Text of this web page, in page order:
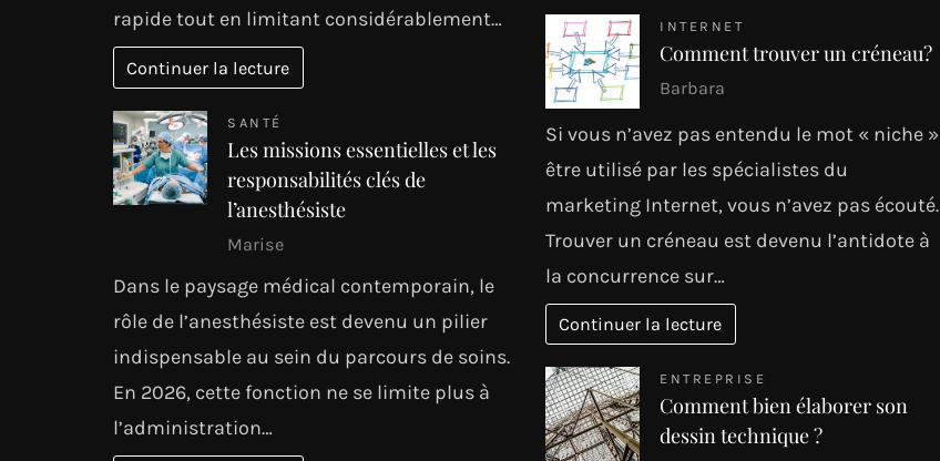
rapide tout en limitant considérablement…
Continuer la lecture
SANTÉ
Les missions essentielles et les
responsabilités clés de
l’anesthésiste
Marise
Dans le paysage médical contemporain, le
rôle de l’anesthésiste est devenu un pilier
indispensable au sein du parcours de soins.
En 2026, cette fonction ne se limite plus à
l’administration…
INTERNET
Comment trouver un créneau?
Barbara
Si vous n’avez pas entendu le mot « niche »
être utilisé par les spécialistes du
marketing Internet, vous n’avez pas écouté.
Trouver un créneau est devenu l’antidote à
la concurrence sur…
Continuer la lecture
ENTREPRISE
Comment bien élaborer son
dessin technique ?